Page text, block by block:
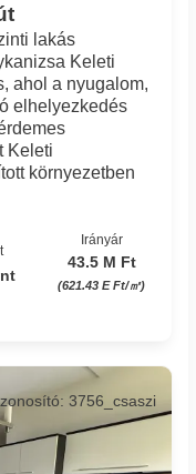
lakás
Keleti
ahol a nyugalom,
elhelyezkedés
Keleti
környezetben
Irányár
43.5 M Ft
(621.43 E Ft/㎡)
3756_csaszi